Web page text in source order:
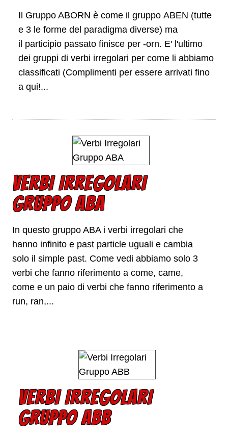
Il Gruppo ABORN è come il gruppo ABEN (tutte
e 3 le forme del paradigma diverse) ma
il participio passato finisce per -orn. E' l'ultimo
dei gruppi di verbi irregolari per come li abbiamo
classificati (Complimenti per essere arrivati fino
a qui!...
VERBI IRREGOLARI
GRUPPO ABA
In questo gruppo ABA i verbi irregolari che
hanno infinito e past particle uguali e cambia
solo il simple past. Come vedi abbiamo solo 3
verbi che fanno riferimento a come, came,
come e un paio di verbi che fanno riferimento a
run, ran,...
VERBI IRREGOLARI
GRUPPO ABB